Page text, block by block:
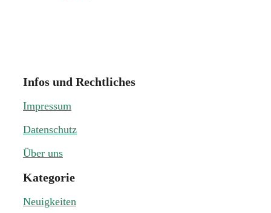
Infos und Rechtliches
Impressum
Datenschutz
Über uns
Kategorie
Neuigkeiten